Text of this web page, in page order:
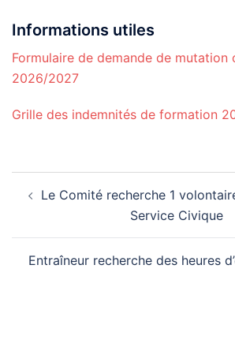
Informations utiles
Formulaire de demande de mutation
2026/2027
Grille des indemnités de formation
Navigation
Le Comité recherche 1
Service Civique
Entraîneur recherche des heures